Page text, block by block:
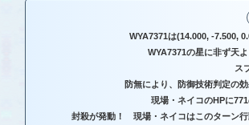
WYA7371は(14.000, -7.500,
WYA7371の星に非ず天
ス
防無により、防御技術判定の効
現場・ネイコのHPに771
封殺が発動！ 現場・ネイコはこのターン行